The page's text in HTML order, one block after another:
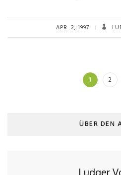
APR. 2, 1997
Page
1 Page
2
ÜBER DEN
Ludger